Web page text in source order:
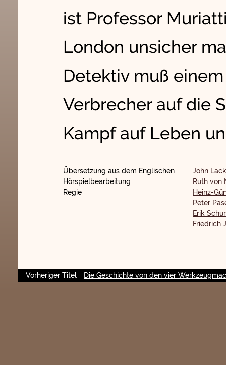
ist Professor
London unsicher
Detektiv muß
Verbrecher auf die
Kampf auf Leben
Übersetzung aus dem Englischen
John
Hörspielbearbeitung
Ruth von
Regie
Heinz-
Peter
Erik
Friedrich
Vorheriger Titel Die Geschichte von den vier